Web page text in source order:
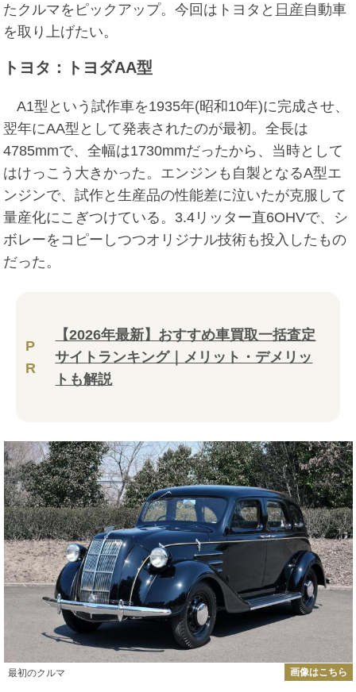
たクルマをピックアップ。今回はトヨタと 日産自動車
を取り上げたい。
トヨタ：トヨダAA型
A1型という試作車を1935年(昭和10年)に完成させ、
翌年にAA型として発表されたのが最初。全長は
4785mmで、全幅は1730mmだったから、当時として
はけっこう大きかった。エンジンも自製となるA型エ
ンジンで、試作と生産品の性能差に泣いたが克服して
量産化にこぎつけている。3.4リッター直6OHVで、シ
ボレーをコピーしつつオリジナル技術も投入したもの
だった。
P
R
【2026年最新】おすすめ車買取一括査定
サイトランキング｜メリット・デメリッ
トも解説
最初のクルマ 画像はこちら